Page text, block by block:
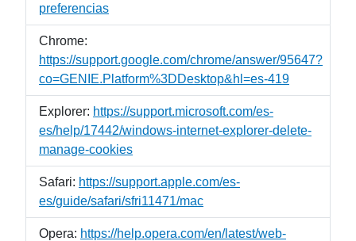
preferencias
Chrome:
https://support.google.com/chrome/answer/95647?
co=GENIE.Platform%3DDesktop&hl=es-419
Explorer: https://support.microsoft.com/es-
es/help/17442/windows-internet-explorer-delete-
manage-cookies
Safari: https://support.apple.com/es-
es/guide/safari/sfri11471/mac
Opera: https://help.opera.com/en/latest/web-